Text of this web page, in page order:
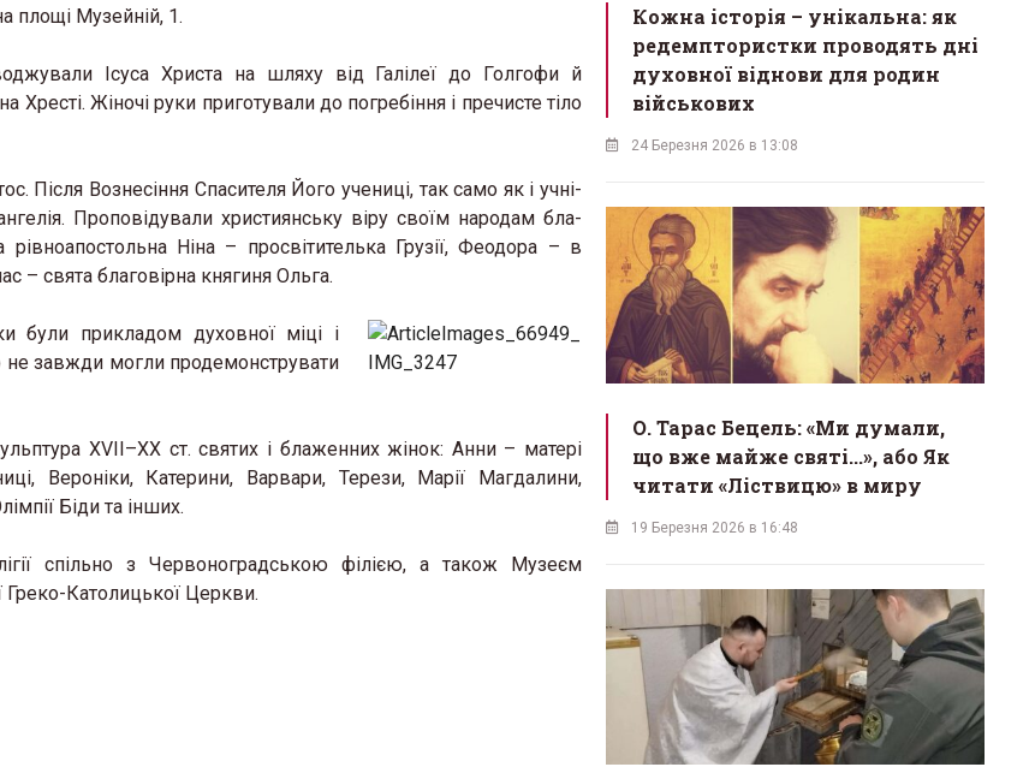
площі Музейній, 1.
Ісуса Христа на шляху від Галілеї до Голгофи й
Жіночі руки приготували до погребіння і пречисте тіло
Вознесіння Спасителя Його учениці, так само як і учні-
Проповідували християнську віру своїм народам бла­
Ніна – просвітителька Грузії, Феодора – в
– свята благовірна княгиня Ольга.
були прикладом духовної міці і
не завжди могли продемонструвати
XVII–XX ст. святих і блаженних жінок: Анни – матері
Вероніки, Катерини, Варвари, Терези, Марії Магдалини,
Біди та інших.
спільно з Червоноградською філією, а також Музеєм
Греко-Католицької Церкви.
Кожна історія – унікальна: як
редемптористки проводять дні
духовної віднови для родин
військових
24 Березня 2026 в 13:08
О. Тарас Бецель: «Ми думали,
що вже майже святі...», або Як
читати «Ліствицю» в миру
19 Березня 2026 в 16:48